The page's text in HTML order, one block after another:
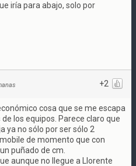
iría para abajo, solo por
+2
cosa que se me escapa
los equipos. Parece claro que
ya no sólo por ser sólo 2
de momento que con
puñado de cm.
aunque no llegue a Llorente